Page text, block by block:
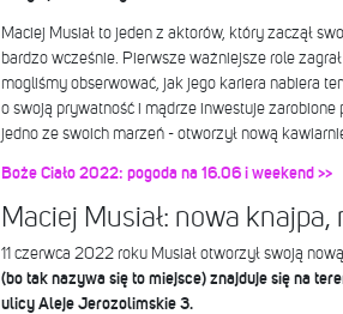
Maciej Musiał to jeden z aktorów, który zaczął
bardzo wcześnie. Pierwsze ważniejsze role
mogliśmy obserwować, jak jego kariera nabiera
o swoją prywatność i mądrze inwestuje zarobione
jedno ze swoich marzeń - otworzył nową
Boże Ciało 2022: pogoda na 16.06 i weekend >>
Maciej Musiał: nowa knajpa,
11 czerwca 2022 roku Musiał otworzył swoją
(bo tak nazywa się to miejsce) znajduje się na
ulicy Aleje Jerozolimskie 3.